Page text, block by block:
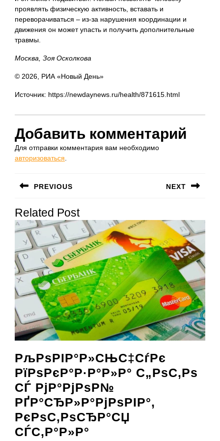
проявлять физическую активность, вставать и
переворачиваться – из-за нарушения координации и
движения он может упасть и получить дополнительные
травмы.
Москва, Зоя Осколкова
© 2026, РИА «Новый День»
Источник: https://newdaynews.ru/health/871615.html
Добавить комментарий
Для отправки комментария вам необходимо
авторизоваться.
по
записям
PREVIOUS
запись:
NEXT
запись:
Related Post
РљРѕРІР°Р»СЊС‡СѓРє
РїРѕРєР°Р·Р°Р»Р° С„РѕС‚Рѕ
СЃ РјР°РјРѕР№
РҐР°СЂР»Р°РјРѕРІР°,
РєРѕС‚РѕСЂР°СЏ
СЃС‚Р°Р»Р°